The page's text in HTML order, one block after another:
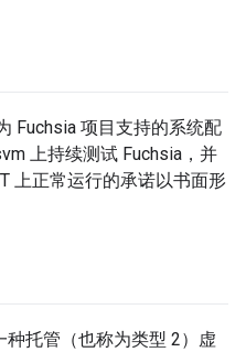
Fuchsia 项目支持的系统配
上持续测试 Fuchsia，并
上正常运行的承诺以书面形
种托管（也称为类型 2）虚